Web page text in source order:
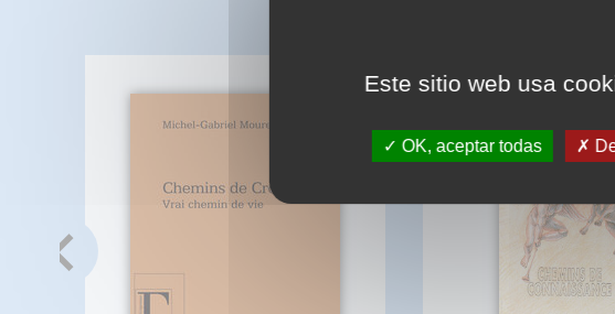
Este sitio web usa
OK, aceptar todas